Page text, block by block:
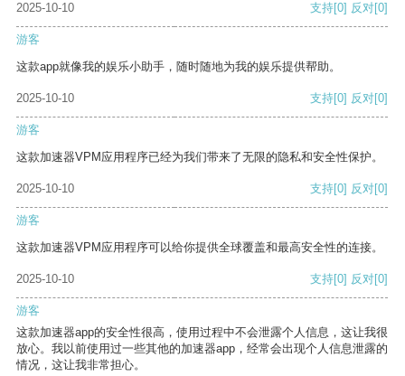
2025-10-10
支持[0] 反对[0]
游客
这款app就像我的娱乐小助手，随时随地为我的娱乐提供帮助。
2025-10-10 支持[0] 反对[0]
游客
这款加速器VPM应用程序已经为我们带来了无限的隐私和安全性保护。
2025-10-10 支持[0] 反对[0]
游客
这款加速器VPM应用程序可以给你提供全球覆盖和最高安全性的连接。
2025-10-10 支持[0] 反对[0]
游客
这款加速器app的安全性很高，使用过程中不会泄露个人信息，这让我很
放心。我以前使用过一些其他的加速器app，经常会出现个人信息泄露的
情况，这让我非常担心。